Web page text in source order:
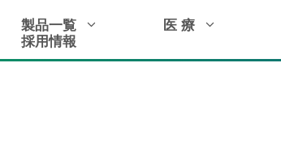
製品一覧 医 療
採用情報